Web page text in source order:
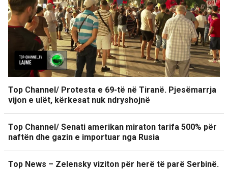
Top Channel/ Protesta e 69-të në Tiranë. Pjesëmarrja
vijon e ulët, kërkesat nuk ndryshojnë
Top Channel/ Senati amerikan miraton tarifa 500% për
naftën dhe gazin e importuar nga Rusia
Top News – Zelensky viziton për herë të parë Serbinë.